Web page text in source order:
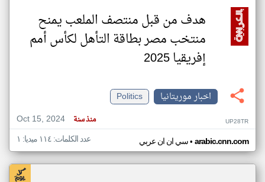
هدف من قبل منتصف الملعب يمنح
منتخب مصر بطاقة التأهل لكأس أمم
إفريقيا 2025
اخبار موريتانيا
Politics
Oct 15, 2024
منذ سنة UP28TR
سي ان ان عربي• arabic.cnn.com عدد الكلمات: ١١٤ ميديا: ١